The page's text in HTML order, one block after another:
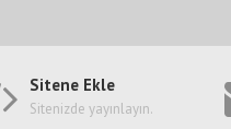
Sitene Ekle
Sitenizde yayınlayın.